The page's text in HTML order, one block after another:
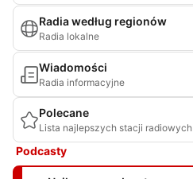
Radia według regionów
Radia lokalne
Wiadomości
Radia informacyjne
Polecane
Lista najlepszych stacji radiowych
Podcasty